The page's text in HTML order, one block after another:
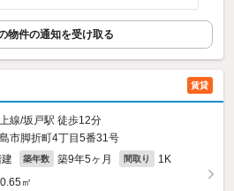
物件の通知を受け取る
賃貸
線/坂戸駅 徒歩12分
市脚折町4丁目5番31号
築年数 築9年5ヶ月 間取り 1K
㎡